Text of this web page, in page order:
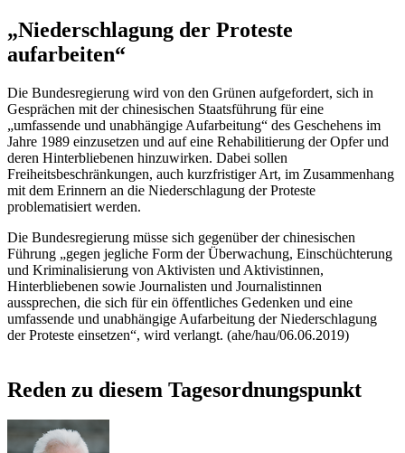
„Niederschlagung der Proteste
aufarbeiten“
Die Bundesregierung wird von den Grünen aufgefordert, sich in
Gesprächen mit der chinesischen Staatsführung für eine
„umfassende und unabhängige Aufarbeitung“ des Geschehens im
Jahre 1989 einzusetzen und auf eine Rehabilitierung der Opfer und
deren Hinterbliebenen hinzuwirken. Dabei sollen
Freiheitsbeschränkungen, auch kurzfristiger Art, im Zusammenhang
mit dem Erinnern an die Niederschlagung der Proteste
problematisiert werden.
Die Bundesregierung müsse sich gegenüber der chinesischen
Führung „gegen jegliche Form der Überwachung, Einschüchterung
und Kriminalisierung von Aktivisten und Aktivistinnen,
Hinterbliebenen sowie Journalisten und Journalistinnen
aussprechen, die sich für ein öffentliches Gedenken und eine
umfassende und unabhängige Aufarbeitung der Niederschlagung
der Proteste einsetzen“, wird verlangt. (ahe/hau/06.06.2019)
Reden zu diesem Tagesordnungspunkt